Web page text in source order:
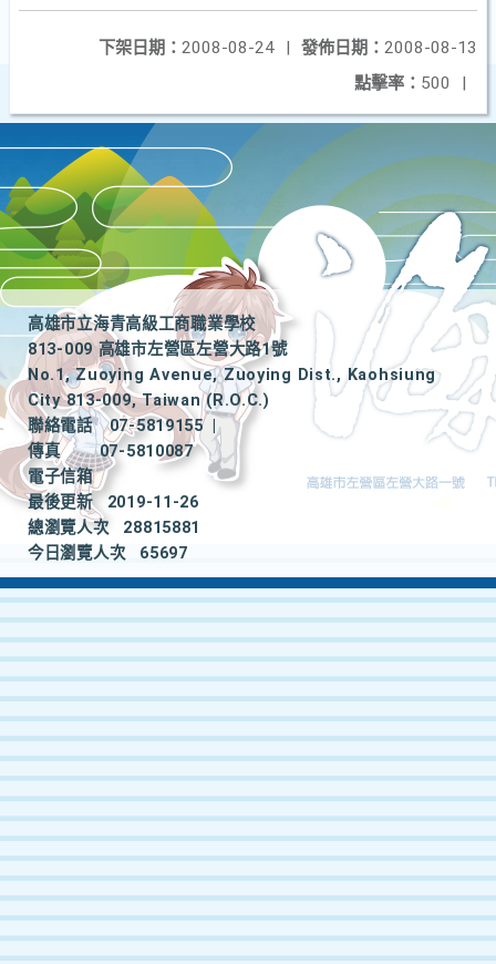
發佈日期： 2008-08-13
下架日期： 2008-08-24
|
點擊率： 500 |
高雄市立海青高級工商職業學校
813-009 高雄市左營區左營大路1號
No.1, Zuoying Avenue, Zuoying Dist., Kaohsiung
City 813-009, Taiwan (R.O.C.)
聯絡電話
07-5819155
|
傳真
07-5810087
電子信箱
最後更新
2019-11-26
總瀏覽人次
28815881
今日瀏覽人次
65697